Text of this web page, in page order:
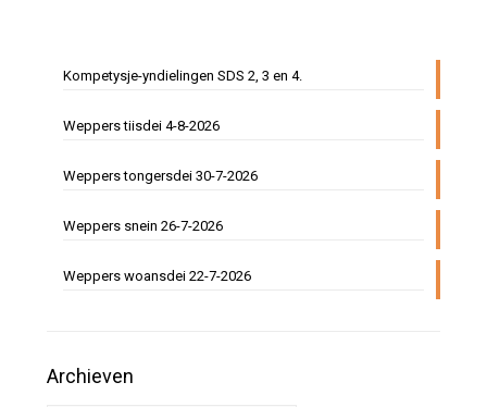
Kompetysje-yndielingen SDS 2, 3 en 4.
Weppers tiisdei 4-8-2026
Weppers tongersdei 30-7-2026
Weppers snein 26-7-2026
Weppers woansdei 22-7-2026
Archieven